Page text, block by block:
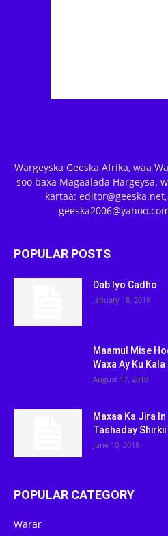
Wargeyska Geeska Afrika, waa
soo baxa Magaalada Hargeysa.
kartaa:
POPULAR POSTS
Dab Iyo Cadho
January 18, 2018
Maamul Mise
Waxa Ay Ku
August 17, 2018
Maxaa Ka Jira
Tashaday
June 10, 2018
POPULAR CATEGORY
Warar